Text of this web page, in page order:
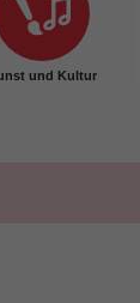
und Kultur